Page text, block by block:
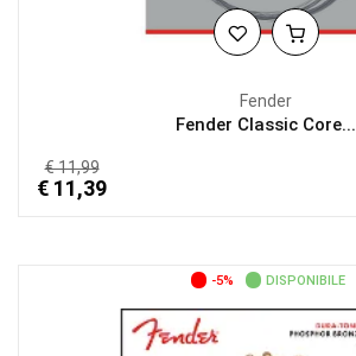
Fender
Fender Classic Core...
€ 11,99
€ 11,39
-5% DISPONIBILE